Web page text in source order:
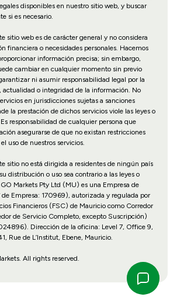
disponibles en nuestro sitio web, y buscar
si es necesario.
sitio web es de carácter general y no considera
financiera o necesidades personales. Hacemos
información precisa; sin embargo,
cambiar en cualquier momento sin previo
ni asumir responsabilidad legal por la
actualidad o integridad de la información. No
en jurisdicciones sujetas a sanciones
la prestación de dichos servicios viole las leyes o
responsabilidad de cualquier persona que
asegurarse de que no existan restricciones
uso de nuestros servicios.
sitio no está dirigida a residentes de ningún país
distribución o uso sea contrario a las leyes o
Markets Pty Ltd (MU) es una Empresa de
de Empresa: 170969), autorizada y regulada por
Financieros (FSC) de Mauricio como Corredor
de Servicio Completo, excepto Suscripción)
Dirección de la oficina: Level 7, Office 9,
Rue de L’Institut, Ebene, Mauricio.
All rights reserved.